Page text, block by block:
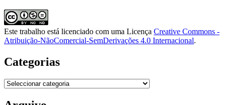
Este trabalho está licenciado com uma Licença Creative Commons -
Atribuição-NãoComercial-SemDerivações 4.0 Internacional.
Categorias
Categorias